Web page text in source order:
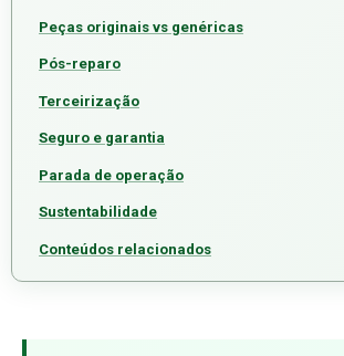
Peças originais vs genéricas
Pós-reparo
Terceirização
Seguro e garantia
Parada de operação
Sustentabilidade
Conteúdos relacionados